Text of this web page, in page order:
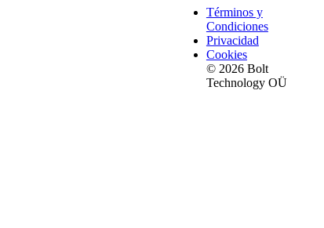
Términos y
Condiciones
Privacidad
Cookies
© 2026 Bolt
Technology OÜ